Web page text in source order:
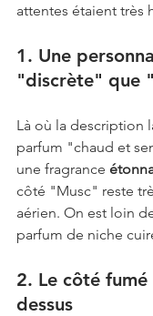
attentes étaient très
1. Une
"discrète" que
Là où la description
parfum "chaud et
une fragrance
côté "Musc" reste
aérien. On est loin
parfum de niche
2. Le côté
dessus